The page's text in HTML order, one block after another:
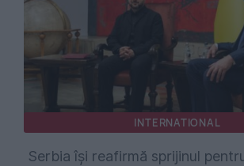
INTERNATIONAL
Serbia își reafirmă sprijinul